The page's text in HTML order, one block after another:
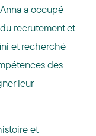
a occupé
recrutement et
et recherché
des
leur
et